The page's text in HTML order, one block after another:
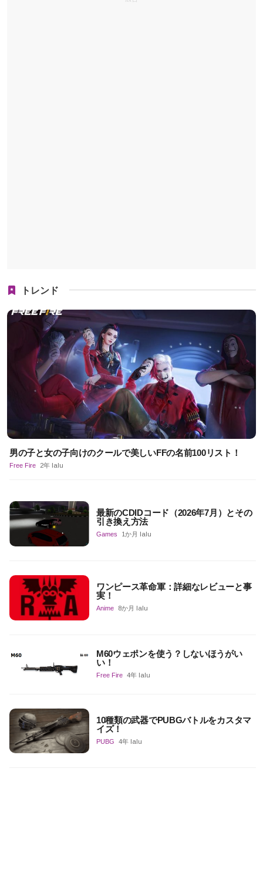
トレンド
男の子と女の子向けのクールで美しいFFの名前100リスト！
Free Fire 2年 lalu
最新のCDIDコード（2026年7月）とその
引き換え方法
Games 1か月 lalu
ワンピース革命軍：詳細なレビューと事
実！
Anime 8か月 lalu
M60ウェポンを使う？しないほうがい
い！
Free Fire 4年 lalu
10種類の武器でPUBGバトルをカスタマ
イズ！
PUBG 4年 lalu